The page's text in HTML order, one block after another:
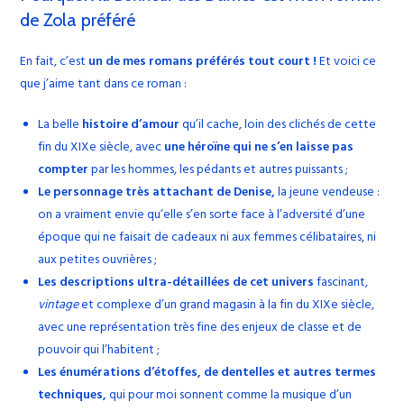
de Zola préféré
En fait, c’est un de mes romans préférés tout court !Et voici ce
que j’aime tant dans ce roman :
La belle histoire d’amourqu’il cache, loin des clichés de cette
fin du XIXe siècle, avec une héroïne qui ne s’en laisse pas
compterpar les hommes, les pédants et autres puissants ;
Le personnage très attachant de Denise, la jeune vendeuse :
on a vraiment envie qu’elle s’en sorte face à l’adversité d’une
époque qui ne faisait de cadeaux ni aux femmes célibataires, ni
aux petites ouvrières ;
Les descriptions ultra-détaillées de cet univers fascinant,
vintageet complexe d’un grand magasin à la fin du XIXe siècle,
avec une représentation très fine des enjeux de classe et de
pouvoir qui l’habitent ;
Les énumérations d’étoffes, de dentelles et autres termes
techniques,qui pour moi sonnent comme la musique d’un